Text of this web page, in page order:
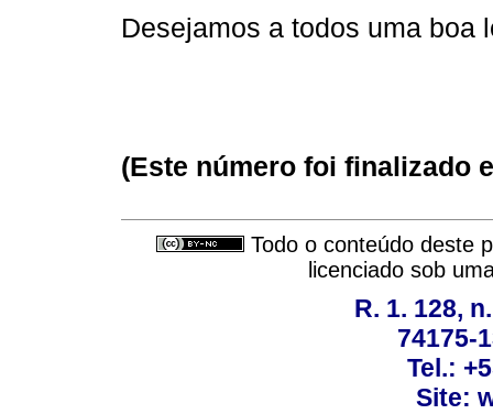
Desejamos a todos uma boa
(Este número foi finalizado
Todo o conteúdo deste
licenciado sob
R. 1. 128,
74175-
Tel.:
Site: